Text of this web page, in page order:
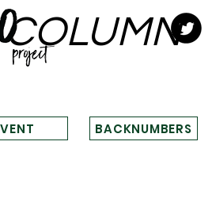
​COLUMN
BACKNUMBERS